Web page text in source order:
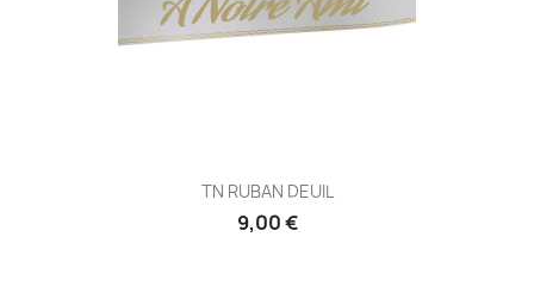
TN RUBAN DEUIL
9,00 €